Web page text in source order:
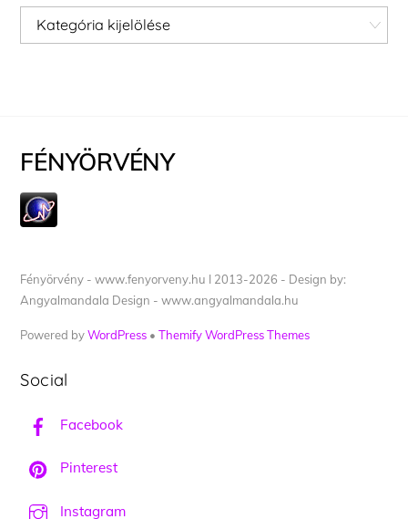
Kategóriák
FÉNYÖRVÉNY
Fényörvény - www.fenyorveny.hu I 2013-2026 - Design by:
Angyalmandala Design - www.angyalmandala.hu
Powered byWordPress •Themify WordPress Themes
Social
Facebook
Pinterest
Instagram